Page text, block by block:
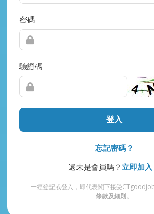
密碼
驗證碼
登入
忘記密碼？
還未是會員嗎？ 立即加入
一經登記或登入，即代表閣下接受
條款及細則。